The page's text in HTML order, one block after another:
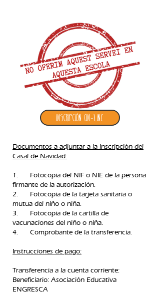
Inscripción ON-LINE
Documentos a adjuntar a la inscripción del
Casal de Navidad:
1. Fotocopia del NIF o NIE de la persona
firmante de la autorización.
2. Fotocopia de la tarjeta sanitaria o
mutua del niño o niña.
3. Fotocopia de la cartilla de
vacunaciones del niño o niña.
4. Comprobante de la transferencia.​
Instrucciones de pago:
Transferencia a la cuenta corriente:
Beneficiario: Asociación Educativa
ENGRESCA